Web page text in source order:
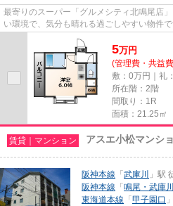
最寄りのスーパー「グルメシティ北鳴尾店
い環境で、気分も晴れる過ごしやすい物件
5万円
(管理費・共益
敷：0万円｜礼
所在階：2階
間取り：1R
面積：21.25㎡
賃貸｜マンション アスエ小松マンシ
阪神本線 「 武庫川
」駅
阪神本線 「 鳴尾・武庫
東海道本線 「 甲子園口